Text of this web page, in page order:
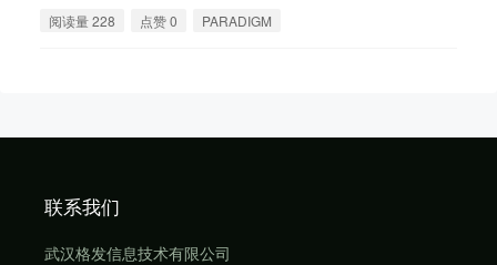
阅读量 228 点赞 0 PARADIGM
联系我们
武汉格发信息技术有限公司